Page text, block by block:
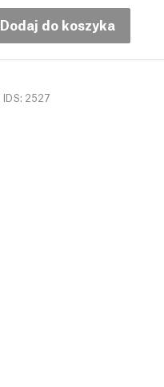
Dodaj do koszyka
IDS: 2527